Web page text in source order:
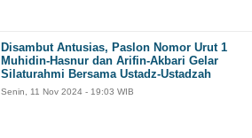
Disambut Antusias, Paslon Nomor Urut 1
Muhidin-Hasnur dan Arifin-Akbari Gelar
Silaturahmi Bersama Ustadz-Ustadzah
Senin, 11 Nov 2024 - 19:03 WIB